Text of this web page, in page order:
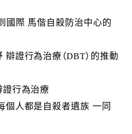
國際 馬偕自殺防治中心的
辯證行為治療（DBT）的推動
行為治療
個人都是自殺者遺族 一同